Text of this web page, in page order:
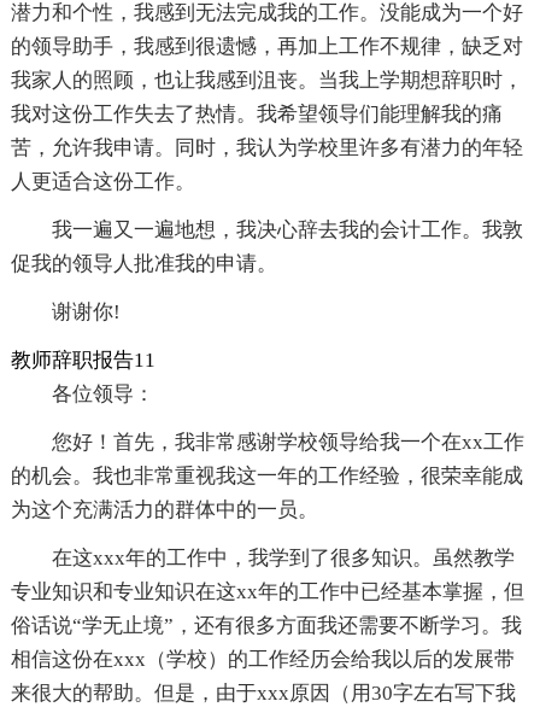
潜力和个性，我感到无法完成我的工作。没能成为一个好
的领导助手，我感到很遗憾，再加上工作不规律，缺乏对
我家人的照顾，也让我感到沮丧。当我上学期想辞职时，
我对这份工作失去了热情。我希望领导们能理解我的痛
苦，允许我申请。同时，我认为学校里许多有潜力的年轻
人更适合这份工作。
我一遍又一遍地想，我决心辞去我的会计工作。我敦
促我的领导人批准我的申请。
谢谢你!
教师辞职报告11
各位领导：
您好！首先，我非常感谢学校领导给我一个在xx工作
的机会。我也非常重视我这一年的工作经验，很荣幸能成
为这个充满活力的群体中的一员。
在这xxx年的工作中，我学到了很多知识。虽然教学
专业知识和专业知识在这xx年的工作中已经基本掌握，但
俗话说“学无止境”，还有很多方面我还需要不断学习。我
相信这份在xxx（学校）的工作经历会给我以后的发展带
来很大的帮助。但是，由于xxx原因（用30字左右写下我